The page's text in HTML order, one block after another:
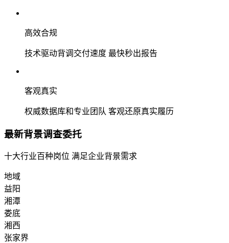
高效合规
技术驱动背调交付速度 最快秒出报告
客观真实
权威数据库和专业团队 客观还原真实履历
最新背景调查委托
十大行业百种岗位 满足企业背景需求
地域
益阳
湘潭
娄底
湘西
张家界